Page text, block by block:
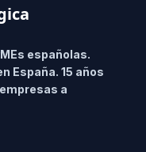
españolas.
España. 15 años
a